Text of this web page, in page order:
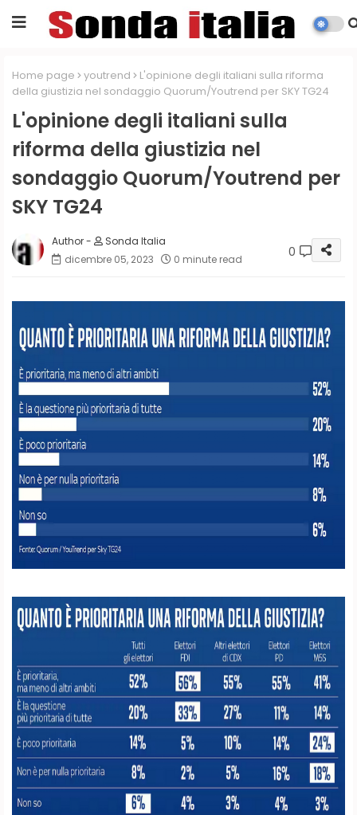
Home page youtrend
L'opinione degli italiani sulla riforma
della giustizia nel sondaggio Quorum/Youtrend per SKY TG24
L'opinione degli italiani sulla
riforma della giustizia nel
sondaggio Quorum/Youtrend per
SKY TG24
Sonda Italia
dicembre 05, 2023
0 minute read 0